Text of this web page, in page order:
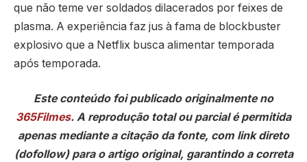
que não teme ver soldados dilacerados por feixes de
plasma. A experiência faz jus à fama de blockbuster
explosivo que a Netflix busca alimentar temporada
após temporada.
Este conteúdo foi publicado originalmente no
365Filmes. A reprodução total ou parcial é permitida
apenas mediante a citação da fonte, com link direto
(dofollow) para o artigo original, garantindo a correta